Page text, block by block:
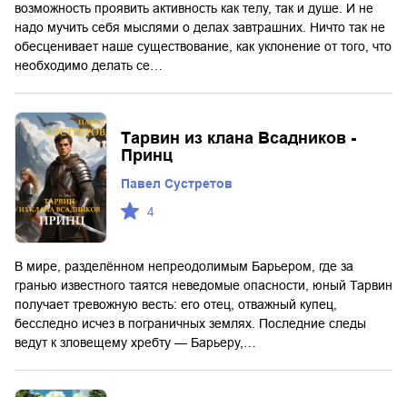
возможность проявить активность как телу, так и душе. И не
надо мучить себя мыслями о делах завтрашних. Ничто так не
обесценивает наше существование, как уклонение от того, что
необходимо делать се…
Тарвин из клана Всадников -
Принц
Павел Сустретов
4
В мире, разделённом непреодолимым Барьером, где за
гранью известного таятся неведомые опасности, юный Тарвин
получает тревожную весть: его отец, отважный купец,
бесследно исчез в пограничных землях. Последние следы
ведут к зловещему хребту — Барьеру,…